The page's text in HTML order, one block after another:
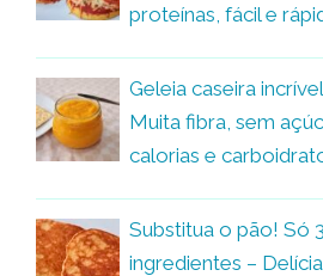
proteínas, fácil e
Geleia caseira
Muita fibra, sem
calorias e
Substitua o pão! Só 3
ingredientes –